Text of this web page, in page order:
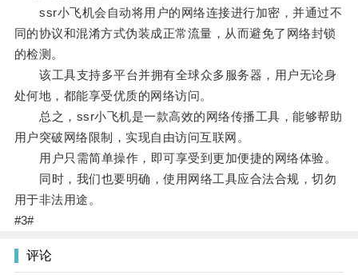
ssr小飞机会自动将用户的网络连接进行加密，并通过不
同的协议和混淆方式伪装成正常流量，从而避免了网络封锁
的检测。
该工具支持多平台并拥有全球众多服务器，用户无论身
处何地，都能享受优质的网络访问。
总之，ssr小飞机是一款高效的网络传播工具，能够帮助
用户突破网络限制，实现自由访问互联网。
用户只需简单操作，即可享受到更加便捷的网络体验。
同时，我们也要明确，使用网络工具应合法合规，切勿
用于非法用途。
#3#
评论